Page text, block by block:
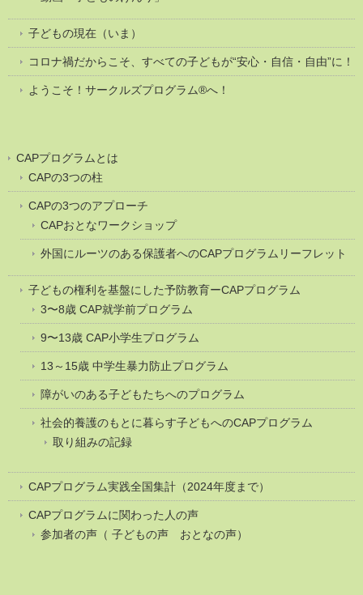
子どもの現在（いま）
コロナ禍だからこそ、すべての子どもが“安心・自信・自由”に！
ようこそ！サークルズプログラム®へ！
CAPプログラムとは
CAPの3つの柱
CAPの3つのアプローチ
CAPおとなワークショップ
外国にルーツのある保護者へのCAPプログラムリーフレット
子どもの権利を基盤にした予防教育ーCAPプログラム
3〜8歳 CAP就学前プログラム
9〜13歳 CAP小学生プログラム
13～15歳 中学生暴力防止プログラム
障がいのある子どもたちへのプログラム
社会的養護のもとに暮らす子どもへのCAPプログラム
取り組みの記録
CAPプログラム実践全国集計（2024年度まで）
CAPプログラムに関わった人の声
参加者の声（ 子どもの声 おとなの声）